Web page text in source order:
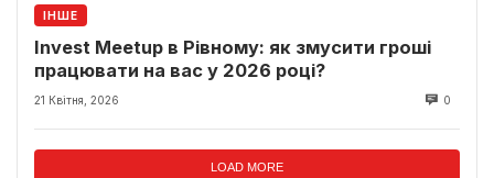
ІНШЕ
Invest Meetup в Рівному: як змусити гроші
працювати на вас у 2026 році?
21 Квітня, 2026 0
LOAD MORE